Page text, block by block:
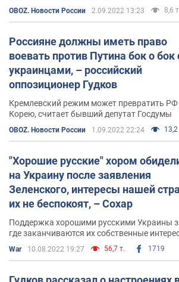
OBOZ. Новости России 2.09.2022 13:23 8,6
Россияне должны иметь право
воевать против Путина бок о бок
украинцами, – российский
оппозиционер Гудков
Кремлевский режим может превратить
Корею, считает бывший депутат Госдумы
OBOZ. Новости России 1.09.2022 22:24 13,2
"Хорошие русские" хором
на Украину после заявления
Зеленского, интересы нашей
их не беспокоят, – Сохар
Поддержка хорошими русскими Украины
где заканчиваются их собственные
War 10.08.2022 19:27 56,7 т. 1719